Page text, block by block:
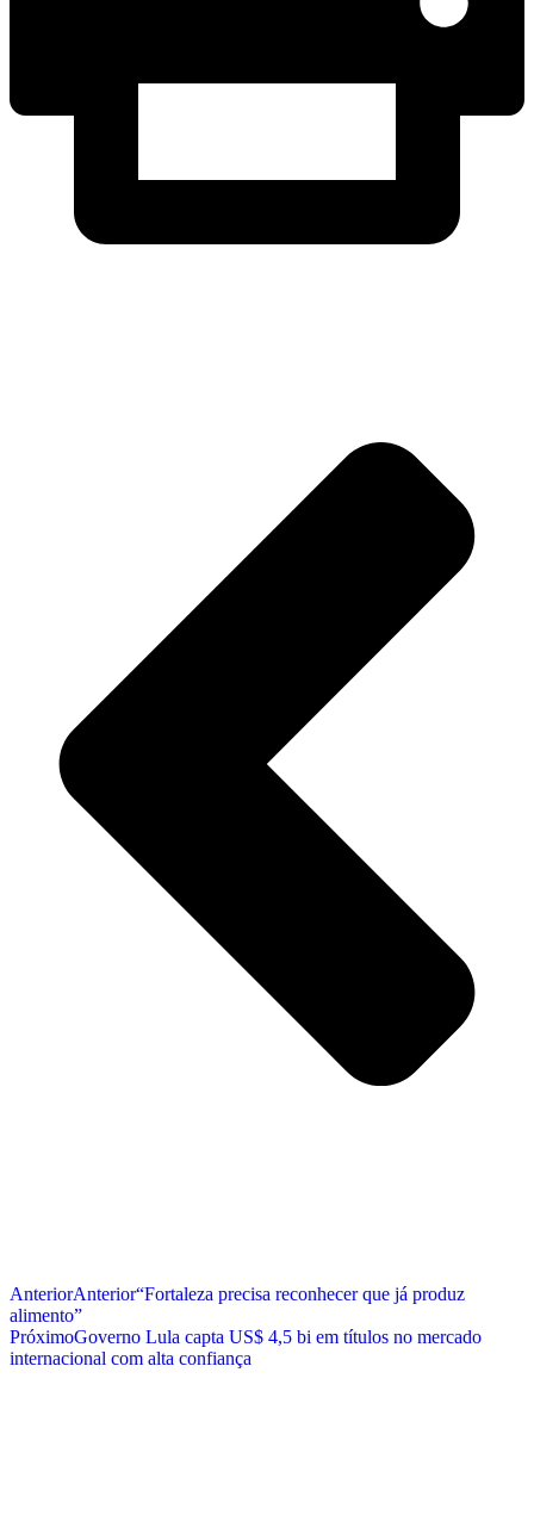
AnteriorAnterior“Fortaleza precisa reconhecer que já produz
alimento”
PróximoGoverno Lula capta US$ 4,5 bi em títulos no mercado
internacional com alta confiança